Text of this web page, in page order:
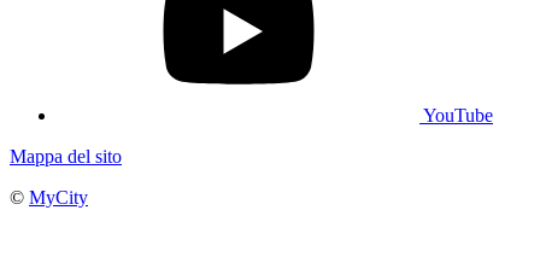
YouTube
Mappa del sito
© MyCity